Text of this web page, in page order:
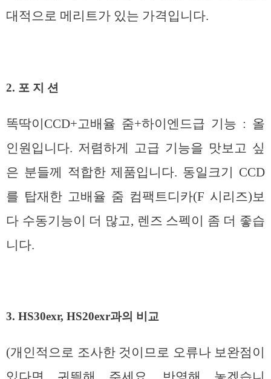
대적으로 메리트가 있는 가격입니다.
2. 포 지 션
똑딱이CCD+고배율 줌+하이엔드급 기능 : 올
인원입니다. 저렴하게 고급 기능을 맛보고 싶
은 분들께 적합한 제품입니다. 동일크기 CCD
를 탑재한 고배율 줌 컴팩트디카(F 시리즈)보
다 수동기능이 더 많고, 렌즈 스펙이 좀 더 좋습
니다.
3. HS30exr, HS20exr과의 비교
(개인적으로 조사한 것이므로 오류나 보완점이